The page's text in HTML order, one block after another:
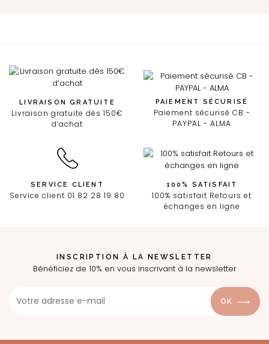
LIVRAISON GRATUITE
Livraison gratuite dès 150€
d’achat
PAIEMENT SÉCURISÉ
Paiement sécurisé CB -
PAYPAL - ALMA
SERVICE CLIENT
Service client 01 82 28 19 80
100% SATISFAIT
100% satisfait Retours et
échanges en ligne
INSCRIPTION À LA NEWSLETTER
Bénéficiez de 10% en vous inscrivant à la newsletter
OK